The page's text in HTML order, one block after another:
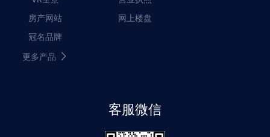
房产网站
冠名品牌
更多产品
网上楼盘
客服微信